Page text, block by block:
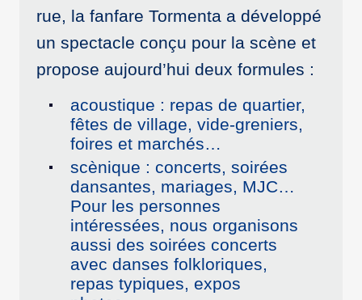
rue, la fanfare Tormenta a développé
un spectacle conçu pour la scène et
propose aujourd’hui deux formules :
acoustique : repas de quartier,
fêtes de village, vide-greniers,
foires et marchés…
scènique : concerts, soirées
dansantes, mariages, MJC…
Pour les personnes
intéressées, nous organisons
aussi des soirées concerts
avec danses folkloriques,
repas typiques, expos